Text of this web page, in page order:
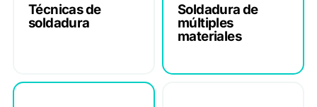
Técnicas de
soldadura
Soldadura de
múltiples
materiales